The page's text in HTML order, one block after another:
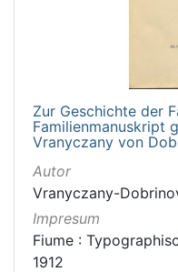
Zur Geschichte der
Familienmanuskript
Vranyczany von
Autor
Vranyczany-
Impresum
Fiume :
1912